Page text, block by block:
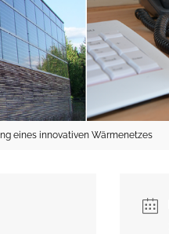
eines innovativen Wärmenetzes